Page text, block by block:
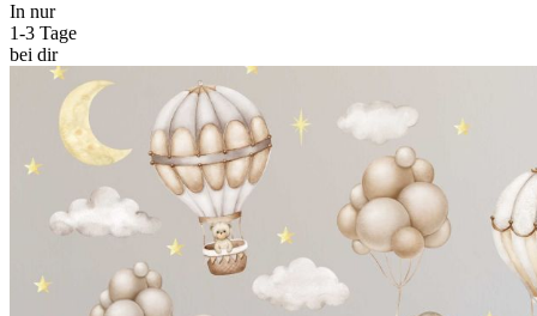
In nur
1-3 Tage
bei dir